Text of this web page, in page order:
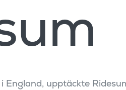
upptäckte